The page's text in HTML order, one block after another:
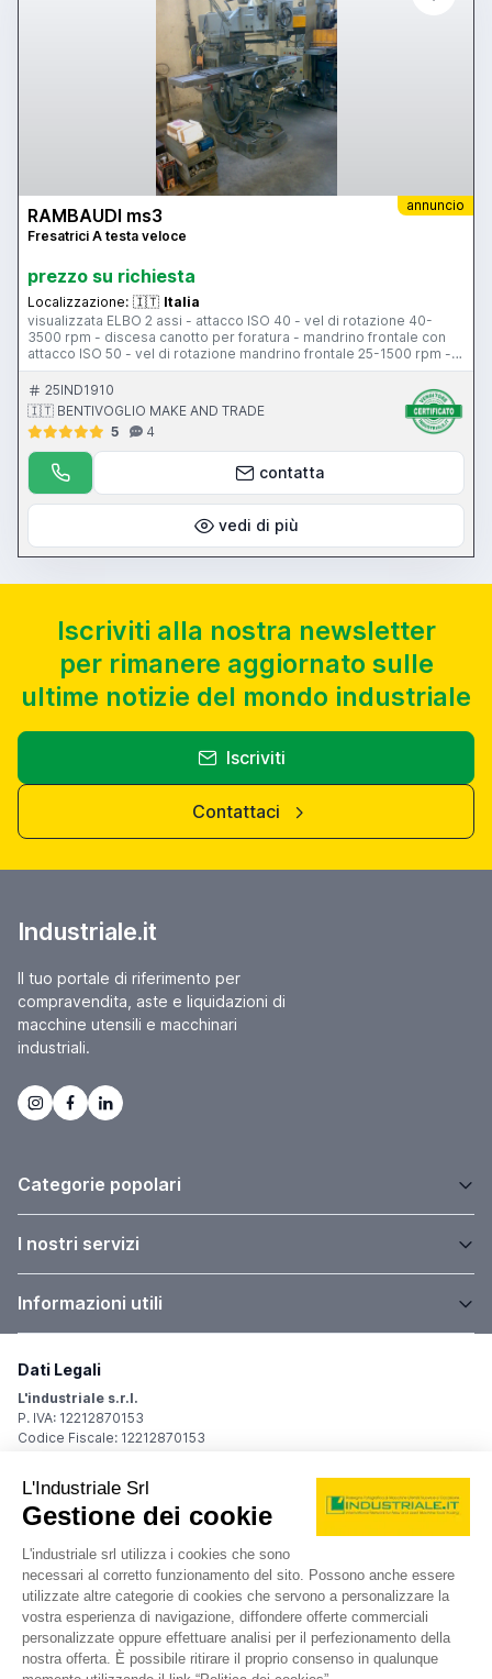
annuncio
RAMBAUDI ms3
Fresatrici A testa veloce
prezzo su richiesta
Localizzazione: 🇮🇹 Italia
visualizzata ELBO 2 assi - attacco ISO 40 - vel di rotazione 40-
3500 rpm - discesa canotto per foratura - mandrino frontale con
attacco ISO 50 - vel di rotazione mandrino frontale 25-1500 rpm -
tavola 300x1300 - corse assi X 1000 - Y 350 - Z 450 mm
25IND1910
🇮🇹 BENTIVOGLIO MAKE AND TRADE
5
4
contatta
vedi di più
Iscriviti alla nostra newsletter
per rimanere aggiornato sulle
ultime notizie del mondo industriale
Iscriviti
Contattaci
Industriale.it
Il tuo portale di riferimento per
compravendita, aste e liquidazioni di
macchine utensili e macchinari
industriali.
Categorie popolari
I nostri servizi
Informazioni utili
Dati Legali
L'industriale s.r.l.
P. IVA: 12212870153
Codice Fiscale: 12212870153
Sede Legale
Via Carlo Dolci, 32
20148 Milano (MI)
Italy
Registro Imprese
Iscrizione R.I.: 12212870153
REA: MI-1539011
Capitale sociale: Euro 10.400,00 i.v.